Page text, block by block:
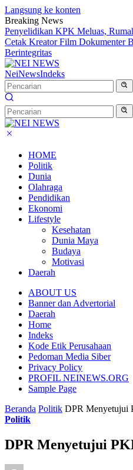
Langsung ke konten
Breaking News
Penyelidikan KPK Meluas,
Cetak Kreator Film Dokumenter
Berintegritas
NeiNewsIndeks
HOME
Politik
Dunia
Olahraga
Pendidikan
Ekonomi
Lifestyle
Kesehatan
Dunia Maya
Budaya
Motivasi
Daerah
ABOUT US
Banner dan Advertorial
Daerah
Home
Indeks
Kode Etik Perusahaan
Pedoman Media Siber
Privacy Policy
PROFIL NEINEWS.ORG
Sample Page
Beranda Politik DPR Menyetujui
Politik
DPR Menyetujui